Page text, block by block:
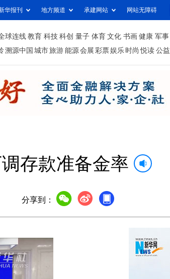
华报刊 地方频道 承建网站 网站无障碍
球连线 教育 科技 科创 量子 体育 文化 书画 健康 军事
溯源中国 城市旅游 能源 会展 彩票娱乐 时尚 悦读 公益
存款准备金率
分享到：